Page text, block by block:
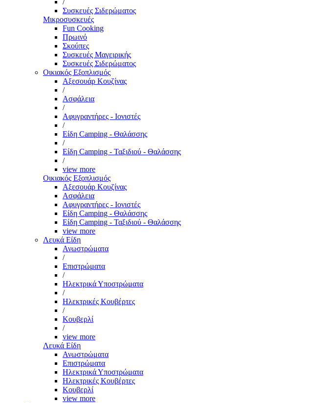
/
Συσκευές Σιδερώματος
Μικροσυσκευές
Fun Cooking
Πρωινό
Σκούπες
Συσκευές Μαγειρικής
Συσκευές Σιδερώματος
Οικιακός Εξοπλισμός
Αξεσουάρ Κουζίνας
/
Ασφάλεια
/
Αφυγραντήρες - Ιονιστές
/
Είδη Camping - Θαλάσσης
/
Είδη Camping - Ταξιδιού - Θαλάσσης
/
view more
Οικιακός Εξοπλισμός
Αξεσουάρ Κουζίνας
Ασφάλεια
Αφυγραντήρες - Ιονιστές
Είδη Camping - Θαλάσσης
Είδη Camping - Ταξιδιού - Θαλάσσης
view more
Λευκά Είδη
Ανωστρώματα
/
Επιστρώματα
/
Ηλεκτρικά Υποστρώματα
/
Ηλεκτρικές Κουβέρτες
/
Κουβερλί
/
view more
Λευκά Είδη
Ανωστρώματα
Επιστρώματα
Ηλεκτρικά Υποστρώματα
Ηλεκτρικές Κουβέρτες
Κουβερλί
view more